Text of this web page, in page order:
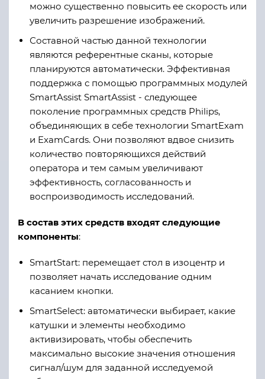
можно существенно повысить ее скорость или
увеличить разрешение изображений.
Составной частью данной технологии
являются референтные сканы, которые
планируются автоматически. Эффективная
поддержка с помощью программных модулей
SmartAssist SmartAssist - следующее
поколение программных средств Philips,
объединяющих в себе технологии SmartExam
и ExamCards. Они позволяют вдвое снизить
количество повторяющихся действий
оператора и тем самым увеличивают
эффективность, согласованность и
воспроизводимость исследований.
В состав этих средств входят следующие
компоненты:
SmartStart: перемещает стол в изоцентр и
позволяет начать исследование одним
касанием кнопки.
SmartSelect: автоматически выбирает, какие
катушки и элементы необходимо
активизировать, чтобы обеспечить
максимально высокие значения отношения
сигнал/шум для заданной исследуемой